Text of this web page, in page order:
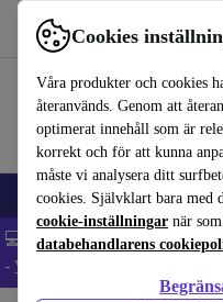
Cookies
Våra produkter och cookies
återanvänds. Genom att
optimerat innehåll som är
korrekt och för att kunna
måste vi analysera ditt
cookies. Självklart bara med
cookie-inställningar när
databehandlarens
Använd refurbed snabbt och
🎒 Back to school
💻 Extra 5% rabatt på alla
- Villkor